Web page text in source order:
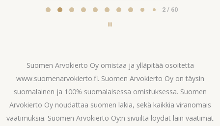
2 / 60
Suomen Arvokierto Oy omistaa ja ylläpitää osoitetta
www.suomenarvokierto.fi. Suomen Arvokierto Oy on täysin
suomalainen ja 100% suomalaisessa omistuksessa. Suomen
Arvokierto Oy noudattaa suomen lakia, sekä kaikkia viranomais
vaatimuksia. Suomen Arvokierto Oy:n sivuilta löydät lain vaatimat